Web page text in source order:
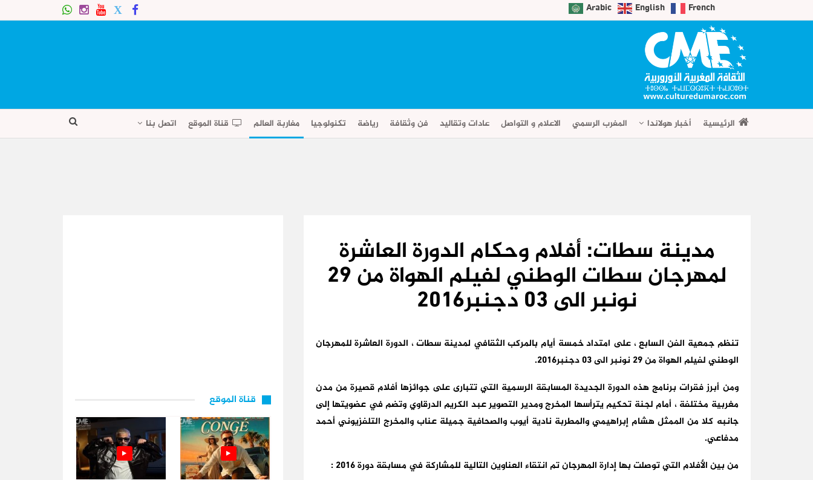
Arabic English French
الرئيسية أخبار هولاندا المغرب الرسمي الاعلام و التواصل عادات وتقاليد فن وثقافة رياضة تكنولوجيا مغاربة العالم قناة الموقع اتصل بنا
مدينة سطات: أفلام وحكام الدورة العاشرة
لمهرجان سطات الوطني لفيلم الهواة من 29
نونبر الى 03 دجنبر2016
تنظم جمعية الفن السابع ، على امتداد خمسة أيام بالمركب الثقافي لمدينة سطات ، الدورة العاشرة للمهرجان
الوطني لفيلم الهواة من 29 نونبر الى 03 دجنبر2016.
ومن أبرز فقرات برنامج هذه الدورة الجديدة المسابقة الرسمية التي تتبارى على جوائزها أفلام قصيرة من مدن
مغربية مختلفة ، أمام لجنة تحكيم يترأسها المخرج ومدير التصوير عبد الكريم الدرقاوي وتضم في عضويتها إلى
جانبه كلا من الممثل هشام إبراهيمي والمطربة نادية أيوب والصحافية جميلة عناب والمخرج التلفزيوني أحمد
مدفاعي.
من بين الأفلام التي توصلت بها إدارة المهرجان تم انتقاء العناوين التالية للمشاركة في مسابقة دورة 2016 :
قناة الموقع